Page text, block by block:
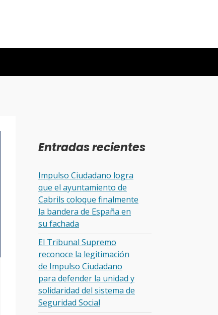
Entradas recientes
Impulso Ciudadano logra
que el ayuntamiento de
Cabrils coloque finalmente
la bandera de España en
su fachada
El Tribunal Supremo
reconoce la legitimación
de Impulso Ciudadano
para defender la unidad y
solidaridad del sistema de
Seguridad Social